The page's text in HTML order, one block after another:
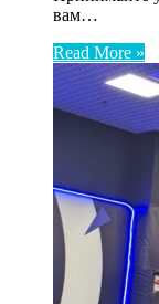
вам…
Read More »